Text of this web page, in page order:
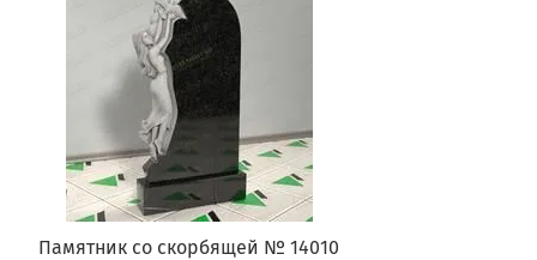
Памятник со скорбящей № 14010